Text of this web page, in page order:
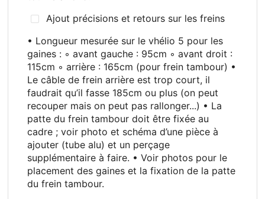
Ajout précisions et retours sur les freins
• Longueur mesurée sur le vhélio 5 pour les
gaines : ◦ avant gauche : 95cm ◦ avant droit :
115cm ◦ arrière : 165cm (pour frein tambour) •
Le câble de frein arrière est trop court, il
faudrait qu’il fasse 185cm ou plus (on peut
recouper mais on peut pas rallonger...) • La
patte du frein tambour doit être fixée au
cadre ; voir photo et schéma d’une pièce à
ajouter (tube alu) et un perçage
supplémentaire à faire. • Voir photos pour le
placement des gaines et la fixation de la patte
du frein tambour.